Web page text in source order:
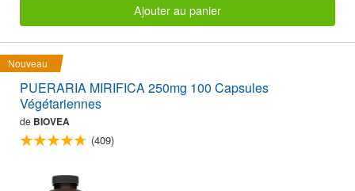
Ajouter au panier
Nouveau
PUERARIA MIRIFICA 250mg 100 Capsules
Végétariennes
de BIOVEA
(409)